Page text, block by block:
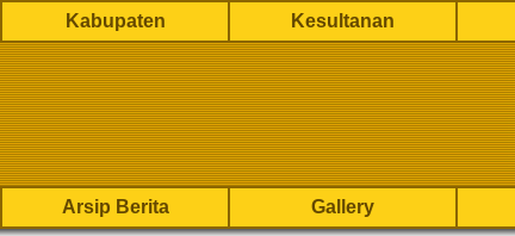
Kabupaten Kesultanan
Arsip Berita Gallery